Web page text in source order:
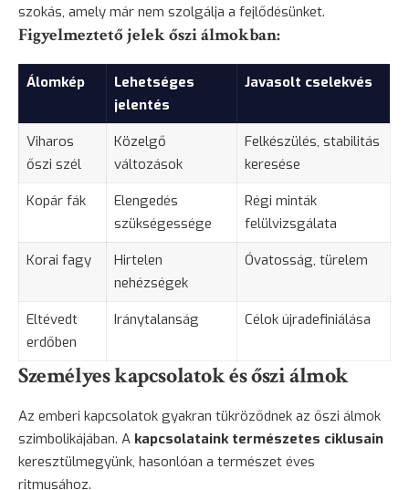
szokás, amely már nem szolgálja a fejlődésünket.
Figyelmeztető jelek őszi álmokban:
Álomkép
Lehetséges
jelentés
Javasolt cselekvés
Viharos
őszi szél
Közelgő
változások
Felkészülés, stabilitás
keresése
Kopár fák
Elengedés
szükségessége
Régi minták
felülvizsgálata
Korai fagy
Hirtelen
nehézségek
Óvatosság, türelem
Eltévedt
erdőben
Iránytalanság Célok újradefiniálása
Személyes kapcsolatok és őszi álmok
Az emberi kapcsolatok gyakran tükröződnek az őszi álmok
szimbolikájában. A kapcsolataink természetes ciklusain
keresztülmegyünk, hasonlóan a természet éves
ritmusához.